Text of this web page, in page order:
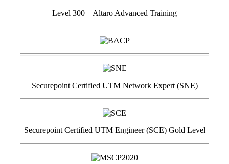
Level 300 – Altaro Advanced Training
Securepoint Certified UTM Network Expert (SNE)
Securepoint Certified UTM Engineer (SCE) Gold Level